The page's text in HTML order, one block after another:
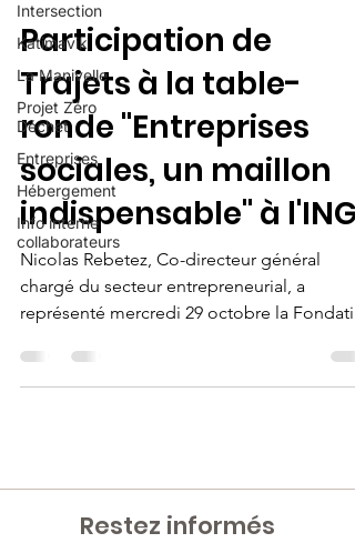
Intersection
Katimavik
La Manivelle
Projet Zéro
Déchet
Entreprises
Hébergement
Info interne
collaborateurs
Participation de
Trajets à la table-
ronde "Entreprises
sociales, un maillon
indispensable" à l'INGE
Nicolas Rebetez, Co-directeur général
chargé du secteur entrepreneurial, a
représenté mercredi 29 octobre la
Entreprises sociales, un maillon
indispensable à la réinsertion ? », organisée
réinsertion professionnelle ? Comment
Restez informés